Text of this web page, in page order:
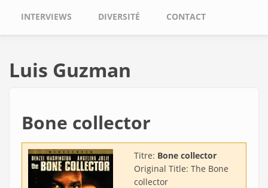
INTERVIEWS DIVERSITÉ CONTACT
Luis Guzman
Bone collector
Titre: Bone collector
Original Title: The Bone
collector